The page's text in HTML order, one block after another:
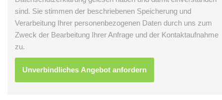
sind. Sie stimmen der beschriebenen Speicherung und
Verarbeitung Ihrer personenbezogenen Daten durch uns zum
Zweck der Bearbeitung Ihrer Anfrage und der Kontaktaufnahme
zu.